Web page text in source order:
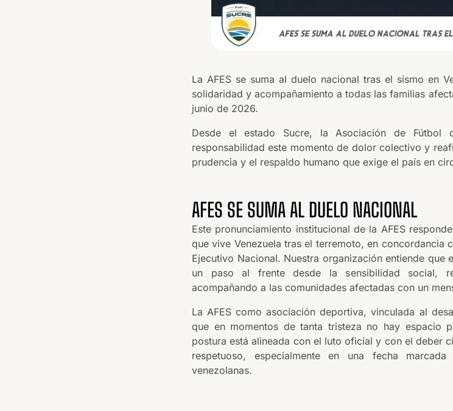
La AFES se suma al duelo nacional tras el sismo en
solidaridad y acompañamiento a todas las familias
junio de 2026.
Desde el estado Sucre, la Asociación de Fútbol
responsabilidad este momento de dolor colectivo y
prudencia y el respaldo humano que exige el país en
AFES SE SUMA AL DUELO NACIONAL
Este pronunciamiento institucional de la AFES
que vive Venezuela tras el terremoto, en concordancia
Ejecutivo Nacional. Nuestra organización entiende
un paso al frente desde la sensibilidad social,
acompañando a las comunidades afectadas con un
La AFES como asociación deportiva, vinculada al
que en momentos de tanta tristeza no hay espacio
postura está alineada con el luto oficial y con el deber
respetuoso, especialmente en una fecha
venezolanas.